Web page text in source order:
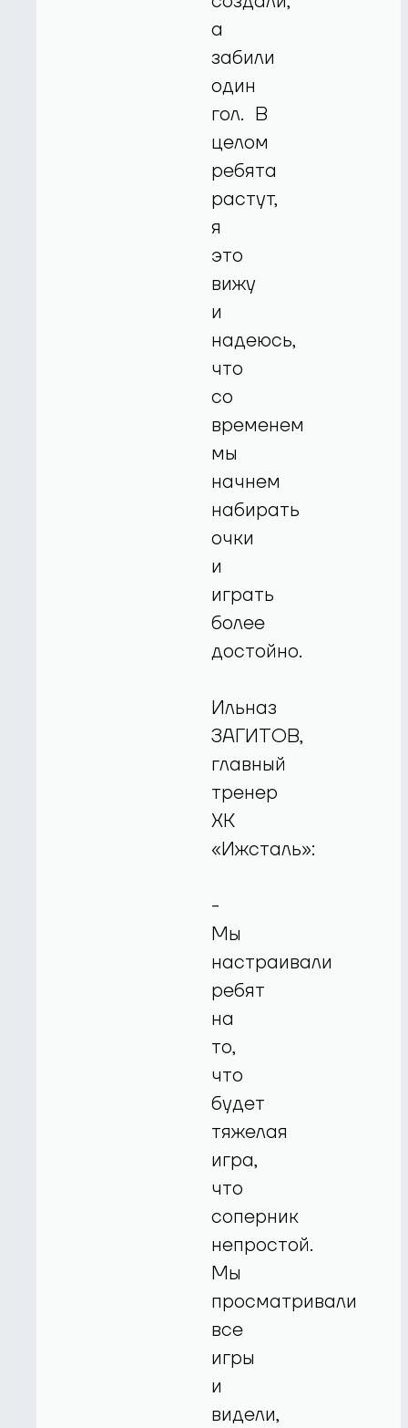
а
забили
один
гол. В
целом
ребята
растут,
я
это
вижу
и
надеюсь,
что
со
временем
мы
начнем
набирать
очки
и
играть
более
достойно.
Ильназ
ЗАГИТОВ,
главный
тренер
ХК
«Ижсталь»:
-
Мы
настраивали
ребят
на
то,
что
будет
тяжелая
игра,
что
соперник
непростой.
Мы
просматривали
все
игры
и
видели,